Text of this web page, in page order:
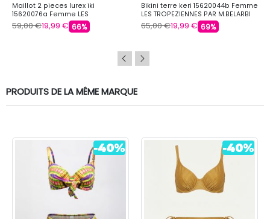
Maillot 2 pieces lurex iki
15620076a Femme LES
TROPEZIENNES PAR M.BELARBI
59,00 €19,99 € 66%
Bikini terre keri 15620044b Femme
LES TROPEZIENNES PAR M.BELARBI
65,00 €19,99 € 69%
PRODUITS DE LA MÊME MARQUE